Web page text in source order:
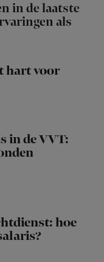
in de laatste
als
hart voor
in de VVT:
hoe